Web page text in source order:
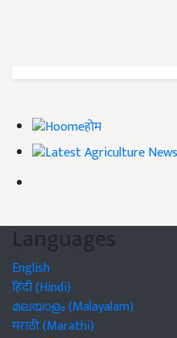
होम
Languages
English
हिंदी (Hindi)
മലയാളം (Malayalam)
मराठी (Marathi)